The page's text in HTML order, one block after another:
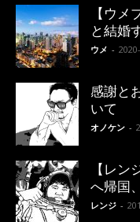
【ウ
と結婚
ウメ -
感謝と
いて
オノケン -
【レ
へ帰国
レンジ -